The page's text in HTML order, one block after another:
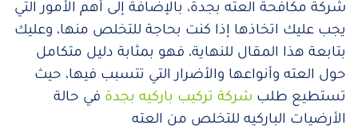
شركة مكافحة العته بجدة، بالإضافة إلى أهم الأمور التي
يجب عليك اتخاذها إذا كنت بحاجة للتخلص منها، وعليك
بتابعة هذا المقال للنهاية، فهو بمثابة دليل متكامل
حول العته وأنواعها والأضرار التي تتسبب فيها، حيث
تستطيع طلب شركة تركيب باركيه بجدة في حالة
الأرضيات الباركيه للتخلص من العته